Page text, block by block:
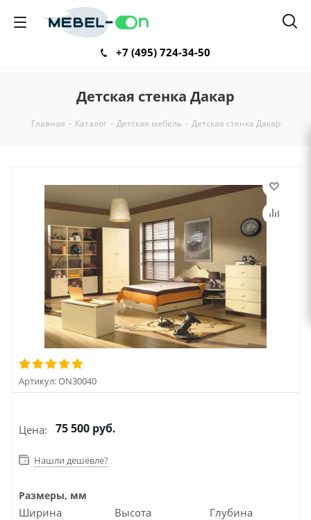
+7 (495) 724-34-50
Детская стенка Дакар
Главная - Каталог - Детская мебель - Детская стенка Дакар
Артикул:ON30040
Цена: 75 500 руб.
Нашли дешевле?
Размеры, мм
Ширина Высота Глубина